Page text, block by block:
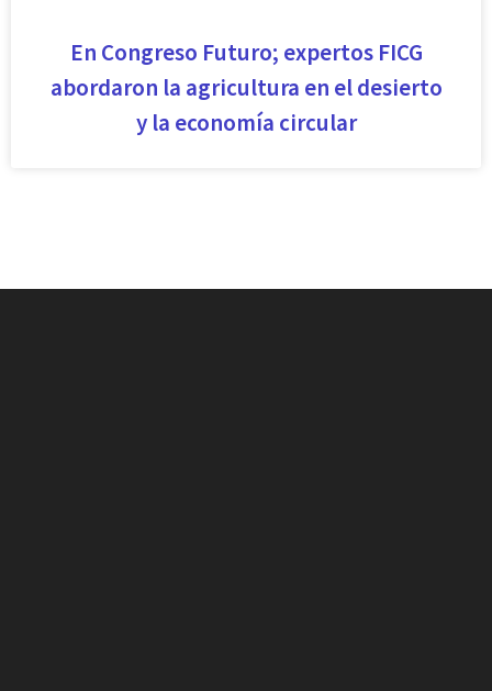
En Congreso Futuro; expertos FICG
abordaron la agricultura en el desierto
y la economía circular